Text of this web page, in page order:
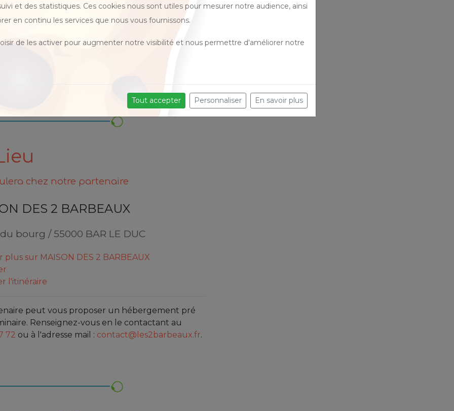
"Umami" je ne connaissais pas. Ce
question ... »
Nicolas
chez notre partenaire
DES 2 BARBEAUX
bourg / 55000 BAR LE DUC
plus sur MAISON DES 2 BARBEAUX
l'itinéraire
peut vous proposer un hébergement pré
Renseignez-vous en le contactant au
72 ou à l'adresse mail : contact@les2barbeaux.fr.
et des statistiques. Ces cookies nous sont utiles pour mesurer notre audience, ainsi
en continu les services que nous vous fournissons.
de les activer pour augmenter notre visibilité et nous permettre d'améliorer notre
Tout accepter Personnaliser En savoir plus